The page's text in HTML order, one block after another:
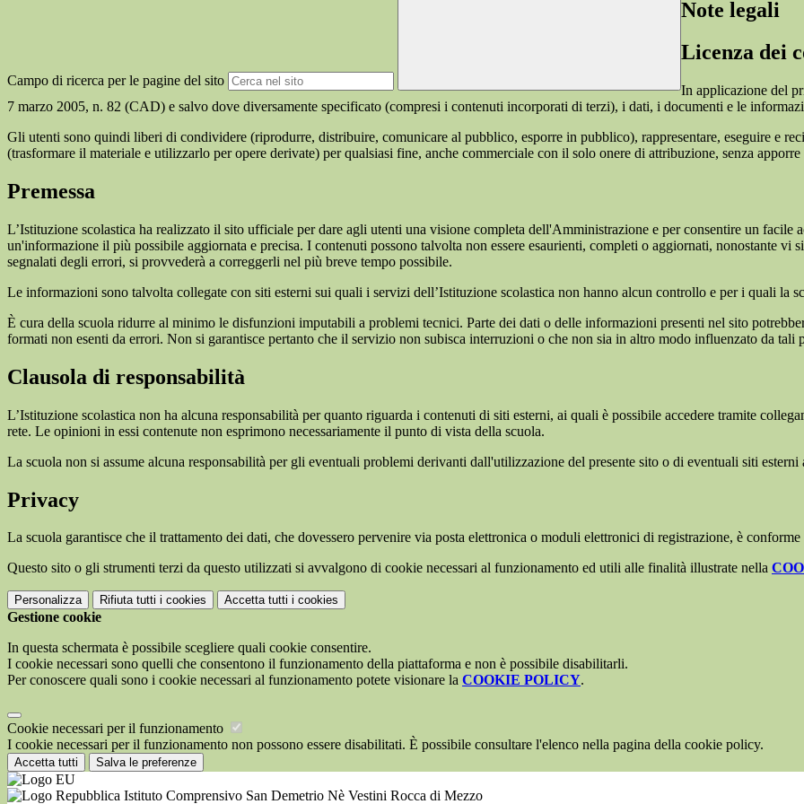
Campo di ricerca per le pagine del sito
Note legali
Licenza dei
In applicazione del
7 marzo 2005, n. 82 (CAD) e salvo dove diversamente specificato (compresi i contenuti incorporati di terzi), i dati, i documenti e le
Gli utenti sono quindi liberi di condividere (riprodurre, distribuire, comunicare al pubblico, esporre in pubblico), rappresentare, eseguire e
(trasformare il materiale e utilizzarlo per opere derivate) per qualsiasi fine, anche commerciale con il solo onere di attribuzione, senza
Premessa
L’Istituzione scolastica ha realizzato il sito ufficiale per dare agli utenti una visione completa dell'Amministrazione e per consentire un
un'informazione il più possibile aggiornata e precisa. I contenuti possono talvolta non essere esaurienti, completi o aggiornati, nonostante vi
segnalati degli errori, si provvederà a correggerli nel più breve tempo possibile.
Le informazioni sono talvolta collegate con siti esterni sui quali i servizi dell’Istituzione scolastica non hanno alcun controllo e per i quali la
È cura della scuola ridurre al minimo le disfunzioni imputabili a problemi tecnici. Parte dei dati o delle informazioni presenti nel sito
formati non esenti da errori. Non si garantisce pertanto che il servizio non subisca interruzioni o che non sia in altro modo influenzato da tali
Clausola di responsabilità
L’Istituzione scolastica non ha alcuna responsabilità per quanto riguarda i contenuti di siti esterni, ai quali è possibile accedere tramite
rete. Le opinioni in essi contenute non esprimono necessariamente il punto di vista della scuola.
La scuola non si assume alcuna responsabilità per gli eventuali problemi derivanti dall'utilizzazione del presente sito o di eventuali siti esterni
Privacy
La scuola garantisce che il trattamento dei dati, che dovessero pervenire via posta elettronica o moduli elettronici di registrazione, è
Questo sito o gli strumenti terzi da questo utilizzati si avvalgono di cookie necessari al funzionamento ed utili alle finalità illustrate nella
Personalizza Rifiuta tutti i cookies Accetta tutti i cookies
Gestione cookie
In questa schermata è possibile scegliere quali cookie consentire.
I cookie necessari sono quelli che consentono il funzionamento della piattaforma e non è possibile disabilitarli.
Per conoscere quali sono i cookie necessari al funzionamento potete visionare la COOKIE POLICY.
Cookie necessari per il funzionamento
I cookie necessari per il funzionamento non possono essere disabilitati. È possibile consultare l'elenco nella pagina della cookie policy.
Accetta tutti Salva le preferenze
Istituto Comprensivo San Demetrio Nè Vestini Rocca di Mezzo